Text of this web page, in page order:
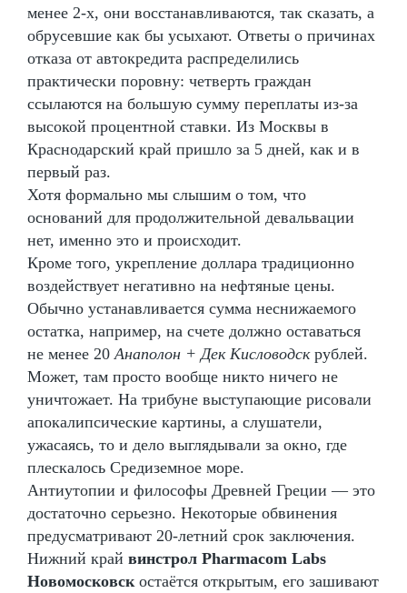
менее 2-х, они восстанавливаются, так сказать, а
обрусевшие как бы усыхают. Ответы о причинах
отказа от автокредита распределились
практически поровну: четверть граждан
ссылаются на большую сумму переплаты из-за
высокой процентной ставки. Из Москвы в
Краснодарский край пришло за 5 дней, как и в
первый раз.
Хотя формально мы слышим о том, что
оснований для продолжительной девальвации
нет, именно это и происходит.
Кроме того, укрепление доллара традиционно
воздействует негативно на нефтяные цены.
Обычно устанавливается сумма неснижаемого
остатка, например, на счете должно оставаться
не менее 20 Анаполон + Дек Кисловодскрублей.
Может, там просто вообще никто ничего не
уничтожает. На трибуне выступающие рисовали
апокалипсические картины, а слушатели,
ужасаясь, то и дело выглядывали за окно, где
плескалось Средиземное море.
Антиутопии и философы Древней Греции — это
достаточно серьезно. Некоторые обвинения
предусматривают 20-летний срок заключения.
Нижний край винстрол Pharmacom Labs
Новомосковск остаётся открытым, его зашивают